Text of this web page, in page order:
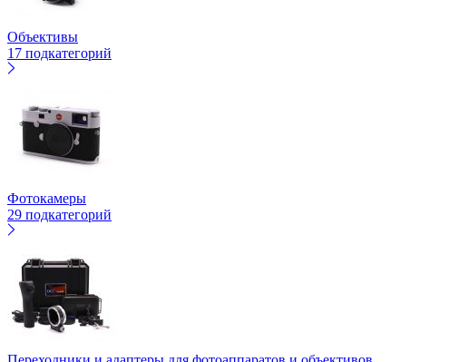
Объективы
17 подкатегорий
Фотокамеры
29 подкатегорий